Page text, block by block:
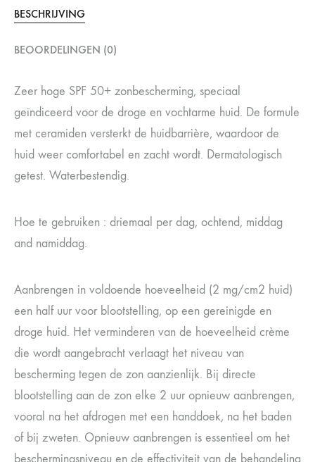
BESCHRIJVING
BEOORDELINGEN (0)
Zeer hoge SPF 50+ zonbescherming, speciaal
geïndiceerd voor de droge en vochtarme huid. De formule
met ceramiden versterkt de huidbarrière, waardoor de
huid weer comfortabel en zacht wordt. Dermatologisch
getest. Waterbestendig.
Hoe te gebruiken : driemaal per dag, ochtend, middag
and namiddag.
Aanbrengen in voldoende hoeveelheid (2 mg/cm2 huid)
een half uur voor blootstelling, op een gereinigde en
droge huid. Het verminderen van de hoeveelheid crème
die wordt aangebracht verlaagt het niveau van
bescherming tegen de zon aanzienlijk. Bij directe
blootstelling aan de zon elke 2 uur opnieuw aanbrengen,
vooral na het afdrogen met een handdoek, na het baden
of bij zweten. Opnieuw aanbrengen is essentieel om het
beschermingsniveau en de effectiviteit van de behandeling